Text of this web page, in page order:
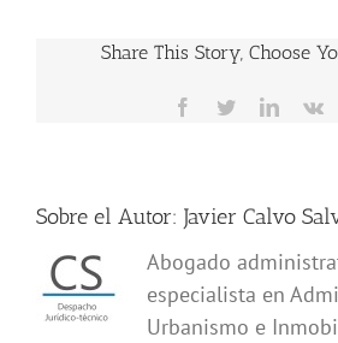
Share This Story, Choose
Facebook
TwitterLinkedIn
Vk
Sobre el Autor: Javier Calvo
Abogado
especialista en
Urbanismo e